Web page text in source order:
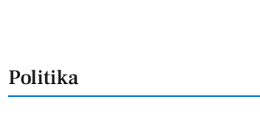
Politika